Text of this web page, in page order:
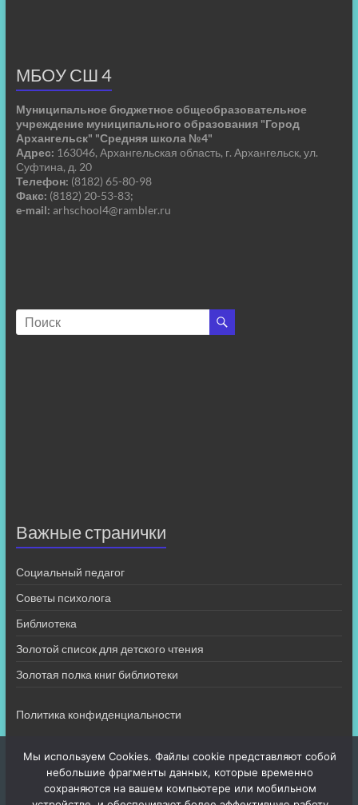
МБОУ СШ 4
Муниципальное бюджетное общеобразовательное
учреждение муниципального образования "Город
Архангельск" "Средняя школа №4"
Адрес: 163046, Архангельская область, г. Архангельск, ул.
Суфтина, д. 20
Телефон: (8182) 65-80-98
Факс: (8182) 20-53-83;
e-mail: arhschool4@rambler.ru
Важные странички
Социальный педагог
Советы психолога
Библиотека
Золотой список для детского чтения
Золотая полка книг библиотеки
Политика конфиденциальности
Мы используем Cookies. Файлы cookie представляют собой
небольшие фрагменты данных, которые временно
сохраняются на вашем компьютере или мобильном